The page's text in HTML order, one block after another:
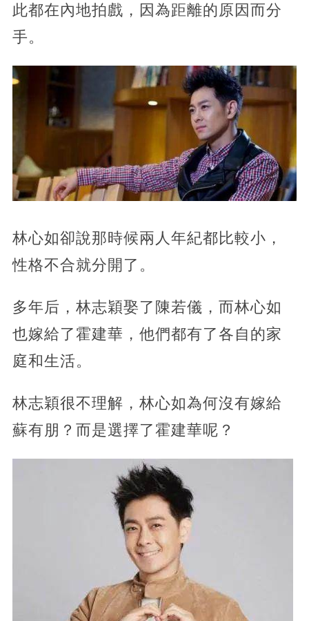
此都在內地拍戲，因為距離的原因而分
手。
林心如卻說那時候兩人年紀都比較小，
性格不合就分開了。
多年后，林志穎娶了陳若儀，而林心如
也嫁給了霍建華，他們都有了各自的家
庭和生活。
林志穎很不理解，林心如為何沒有嫁給
蘇有朋？而是選擇了霍建華呢？